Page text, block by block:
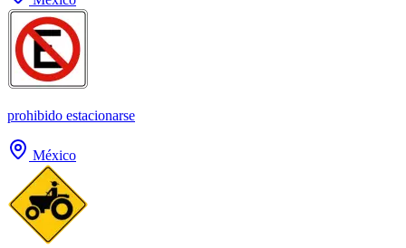
prohibido estacionarse
México